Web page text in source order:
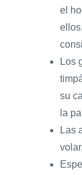
el
Los
su
la
Las